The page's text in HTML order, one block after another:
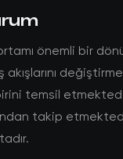
önemli bir
temsil
takip